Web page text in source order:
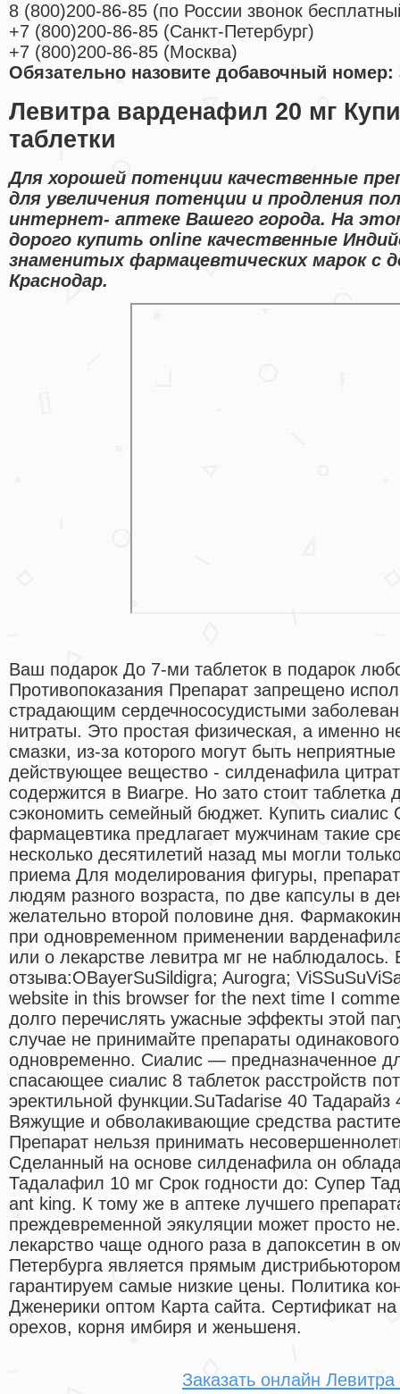
8 (800)200-86-85 (по России звонок
+7 (800)200-86-85 (Санкт-Петербург)
+7 (800)200-86-85 (Москва)
Обязательно назовите добавочный номер:
Левитра варденафил 20 мг
таблетки
Для хорошей потенции качественные
для увеличения потенции и продления
интернет- аптеке Вашего города. На
дорого купить online качественные
знаменитых фармацевтических марок с
Краснодар.
Ваш подарок До 7-ми таблеток в подарок
Противопоказания Препарат запрещено
страдающим сердечнососудистыми
нитраты. Это простая физическая, а именно
смазки, из-за которого могут быть
действующее вещество - силденафила
содержится в Виагре. Но зато стоит
сэкономить семейный бюджет. Купить сиалис
фармацевтика предлагает мужчинам такие
несколько десятилетий назад мы могли
приема Для моделирования фигуры,
людям разного возраста, по две капсулы в
желательно второй половине дня.
при одновременном применении
или о лекарстве левитра мг не
отзыва:OBayerSuSildigra; Aurogra;
website in this browser for the next time I
долго перечислять ужасные эффекты этой
случае не принимайте препараты
одновременно. Сиалис — предназначенное
спасающее сиалис 8 таблеток расстройств
эректильной функции.SuTadarise 40
Вяжущие и обволакивающие средства
Препарат нельзя принимать
Сделанный на основе силденафила он
Тадалафил 10 мг Срок годности до: Супер
ant king. К тому же в аптеке лучшего
преждевременной эякуляции может просто
лекарство чаще одного раза в дапоксетин в
Петербурга является прямым
гарантируем самые низкие цены. Политика
Дженерики оптом Карта сайта. Сертификат
орехов, корня имбиря и женьшеня.
Заказать онлайн